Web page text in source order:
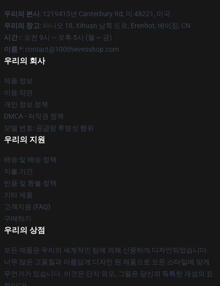
우리의 본사: 1219415년 Canterbury Rd, 미 48221, 미국
우리의 창고: 아니오 18, Xihuan 남쪽 도로, Erenhot, 베이징, CN
시간 :: 오전 9시 ~ 오후 5시 (월 ~ 금)
이름 *: contact@100thievesshop.com
우리의 회사
제품 정보
이용 약관
개인 정보 정책
DMCA - 저작권 정책
모델 번호: 공급망 투명성 행위
우리의 지원
배송 및 배송 정책
지불 기간
반품 및 환불 정책
기타 제품
고객지원 (FAQ)
구매하기
우리의 상점
모든 제품은 우리의 세계적인 팀에 의해 신중하게 디자인되었습니다.
너무 많은 고품질과 아름답게 디자인 된 제품으로 모든 스타일에 맞게
무언가가 있습니다. 이것은 단지 외모, 그들은 당신의 독특한 개성의 표